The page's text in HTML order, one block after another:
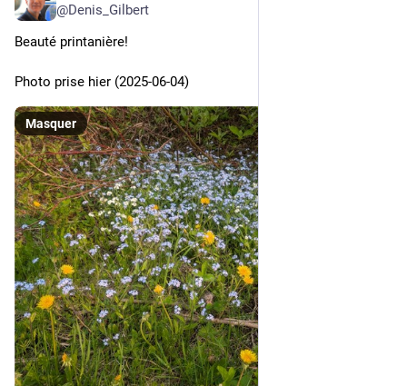
@Denis_Gilbert
Beauté printanière!
Photo prise hier (2025-06-04)
Masquer